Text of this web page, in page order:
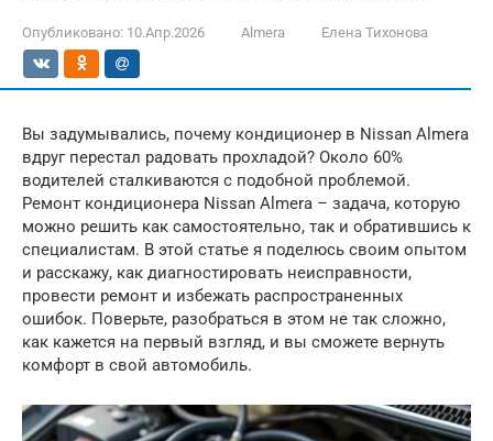
Опубликовано: 10.Апр.2026 Almera Елена Тихонова
Вы задумывались, почему кондиционер в Nissan Almera
вдруг перестал радовать прохладой? Около 60%
водителей сталкиваются с подобной проблемой.
Ремонт кондиционера Nissan Almera – задача, которую
можно решить как самостоятельно, так и обратившись к
специалистам. В этой статье я поделюсь своим опытом
и расскажу, как диагностировать неисправности,
провести ремонт и избежать распространенных
ошибок. Поверьте, разобраться в этом не так сложно,
как кажется на первый взгляд, и вы сможете вернуть
комфорт в свой автомобиль.